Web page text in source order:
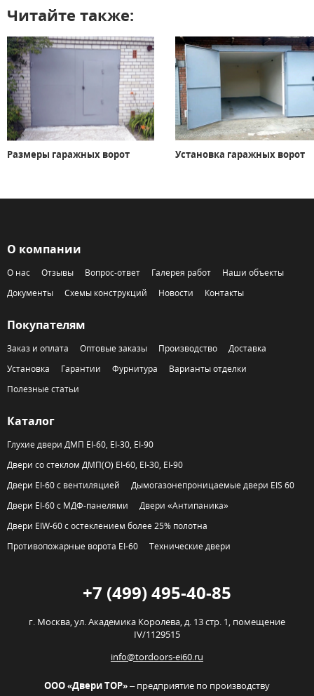
Читайте также:
Размеры гаражных ворот Установка гаражных ворот
О компании
О нас Отзывы Вопрос-ответ Галерея работ
Наши объекты
Документы
Схемы конструкций Новости Контакты
Покупателям
Заказ и оплата Оптовые заказы Производство
Доставка
Установка
Гарантии Фурнитура
Варианты отделки
Полезные статьи
Каталог
Глухие двери ДМП EI-60, EI-30, EI-90
Двери со стеклом ДМП(О) EI-60, EI-30, EI-90
Двери EI-60 с вентиляцией
Дымогазонепроницаемые двери EIS 60
Двери EI-60 с МДФ-панелями
Двери «Антипаника»
Двери EIW-60 с остеклением более 25% полотна
Противопожарные ворота EI-60
Технические двери
+7 (499) 495-40-85
г. Москва,ул. Академика Королева, д. 13 стр. 1, помещение
IV/1129515
info@tordoors-ei60.ru
ООО «Двери ТОР»– предприятие по производству